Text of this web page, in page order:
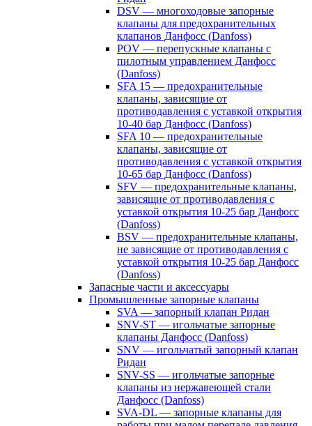
DSV — многоходовые запорные
клапаны для предохранительных
клапанов Данфосс (Danfoss)
POV — перепускные клапаны с
пилотным управлением Данфосс
(Danfoss)
SFA 15 — предохранительные
клапаны, зависящие от
противодавления с уставкой открытия
10-40 бар Данфосс (Danfoss)
SFA 10 — предохранительные
клапаны, зависящие от
противодавления с уставкой открытия
10-65 бар Данфосс (Danfoss)
SFV — предохранительные клапаны,
зависящие от противодавления с
уставкой открытия 10-25 бар Данфосс
(Danfoss)
BSV — предохранительные клапаны,
не зависящие от противодавления с
уставкой открытия 10-25 бар Данфосс
(Danfoss)
Запасные части и аксессуары
Промышленные запорные клапаны
SVA — запорный клапан Ридан
SNV-ST — игольчатые запорные
клапаны Данфосс (Danfoss)
SNV — игольчатый запорный клапан
Ридан
SNV-SS — игольчатые запорные
клапаны из нержавеющей стали
Данфосс (Danfoss)
SVA-DL — запорные клапаны для